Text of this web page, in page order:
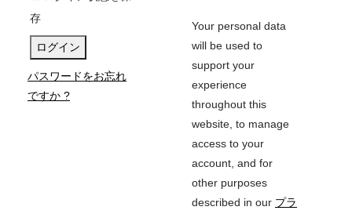
存
ログイン
パスワードをお忘れ
ですか ?
Your personal data
will be used to
support your
experience
throughout this
website, to manage
access to your
account, and for
other purposes
described in our プラ